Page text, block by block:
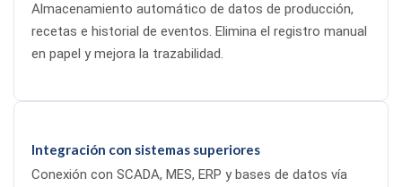
Almacenamiento automático de datos de producción,
recetas e historial de eventos. Elimina el registro manual
en papel y mejora la trazabilidad.
Integración con sistemas superiores
Conexión con SCADA, MES, ERP y bases de datos vía